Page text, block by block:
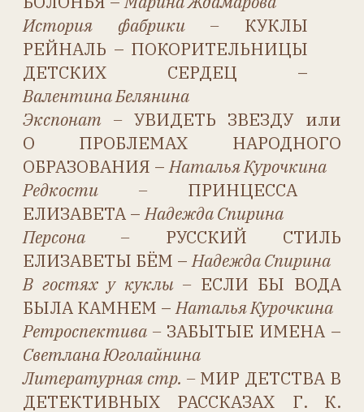
Милые любимицы –ИСТОРИЯ
КУКОЛ HEbee И SHEbee –
Александра Новикова
Этикет –В РАЮ СЕМЕЙНОГО
АЛЬБОМА –Елена Вервицкая, стихи
Нины Ярновой
Семейный альбом –ВАМ ЗВОНИТ
ЛУГОВСКАЯ –
Ольга Бернс
Как это было –
ТАЙНА СТАРОГО
АЛЬБОМА –Марина Раззак
Стереофотография –ЧАЕПИТИЕ
С КУКЛАМИ –
Ольга Копылова,
Наталья Курочкина
Наряд для куклы –ДВЕ
ХАРЬКОВЧАНКИ –
Наталья Курочкина
Ремонт и реставрация – ПЕСОЧНЫЙ
ЧЕЛОВЕЧЕК – Наталья Курочкина
Мастер-класс –
ПАСХАЛЬНЫЙ
ЗАЯЦ –Надежда Широкова
Мастер-класс– ФОТОАЛЬБОМ
МИНИАТЮРЕ – Ольга Копылова